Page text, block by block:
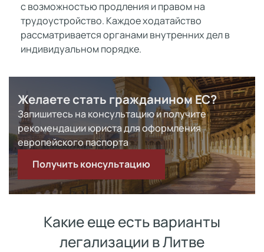
с возможностью продления и правом на
трудоустройство. Каждое ходатайство
рассматривается органами внутренних дел в
индивидуальном порядке.
Желаете стать гражданином ЕС?
Запишитесь на консультацию и получите
рекомендации юриста для оформления
европейского паспорта
Получить консультацию
Какие еще есть варианты
легализации в Литве